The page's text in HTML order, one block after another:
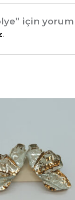
için
.